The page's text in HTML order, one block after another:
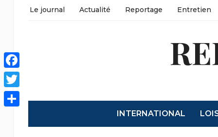
Le journal Actualité Reportage Entretien
INTERNATIONAL
Facebook
Twitter